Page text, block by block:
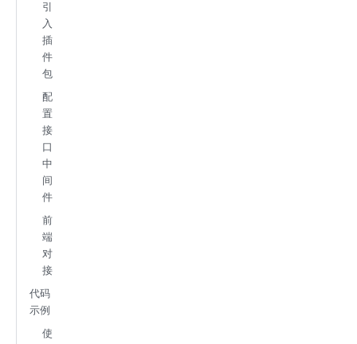
引
入
插
件
包
配
置
接
口
中
间
件
前
端
对
接
代码
示例
使